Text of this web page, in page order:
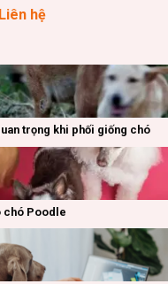
Liên hệ
trọng khi phối giống chó
chó Poodle